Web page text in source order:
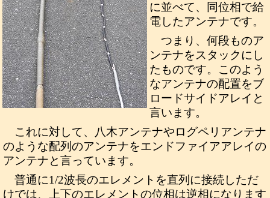
に並べて、同位相で給
電したアンテナです。
つまり、何段ものア
ンテナをスタックにし
たものです。このよう
なアンテナの配置をブ
ロードサイドアレイと
言います。
これに対して、八木アンテナやログペリアンテナ
のような配列のアンテナをエンドファイアアレイの
アンテナと言っています。
普通に1/2波長のエレメントを直列に接続しただ
けでは、上下のエレメントの位相は逆相になります